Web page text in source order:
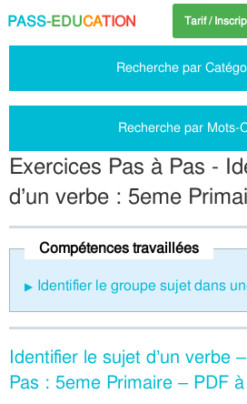
PASS-EDUCATION Tarif /
Recherche par
Recherche par Mots-
Exercices Pas à Pas -
d’un verbe : 5eme
Compétences travaillées
Identifier le groupe sujet dans
Identifier le sujet d’un verbe
Pas : 5eme Primaire – PDF